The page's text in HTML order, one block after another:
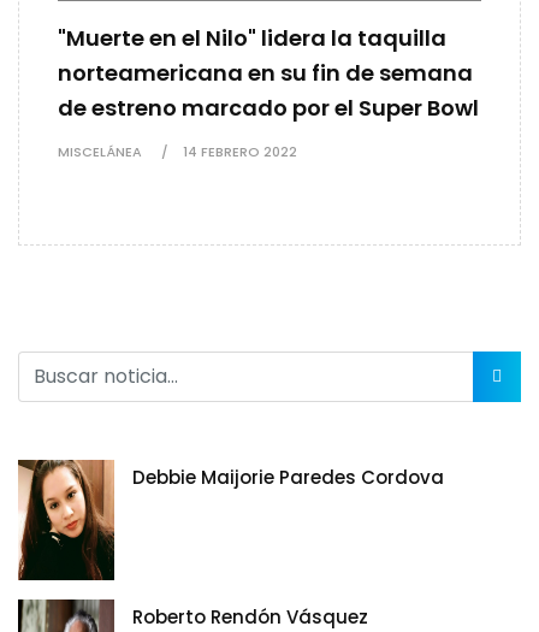
"Muerte en el Nilo" lidera la taquilla
norteamericana en su fin de semana
de estreno marcado por el Super Bowl
MISCELÁNEA 14 FEBRERO 2022
Debbie Maijorie Paredes Cordova
Roberto Rendón Vásquez